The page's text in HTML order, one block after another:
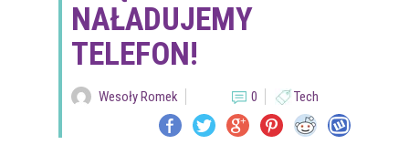
NAŁADUJEMY
TELEFON!
Wesoły Romek 0 Tech